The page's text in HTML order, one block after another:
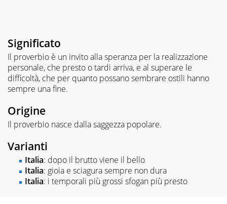
Significato
Il proverbio è un invito alla speranza per la realizzazione
personale, che presto o tardi arriva, e al superare le
difficoltà, che per quanto possano sembrare ostili hanno
sempre una fine.
Origine
Il proverbio nasce dalla saggezza popolare.
Varianti
Italia: dopo il brutto viene il bello
Italia: gioia e sciagura sempre non dura
Italia: i temporali più grossi sfogan più presto